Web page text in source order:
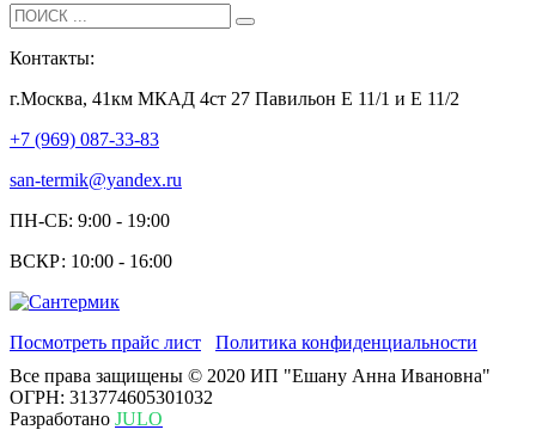
Контакты:
г.Москва, 41км МКАД 4ст 27 Павильон Е 11/1 и Е 11/2
+7 (969) 087-33-83
san-termik@yandex.ru
ПН-СБ: 9:00 - 19:00
ВСКР: 10:00 - 16:00
Посмотреть прайс лист
Политика конфиденциальности
Все права защищены © 2020 ИП "Ешану Анна Ивановна"
ОГРН: 313774605301032
Разработано JULO